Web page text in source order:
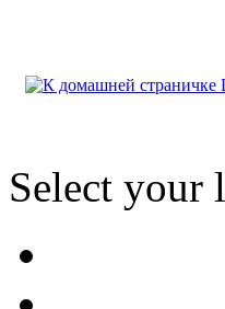
Select your